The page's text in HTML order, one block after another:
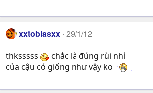
xxtobiasxx 29/1/12
thksssss
chắc là đúng rùi nhỉ
của cậu có giống như vậy ko